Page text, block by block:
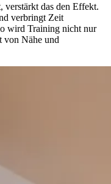
verstärkt das den Effekt.
verbringt Zeit
wird Training nicht nur
von Nähe und